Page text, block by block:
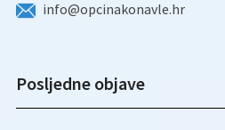
info@opcinakonavle.hr
Posljedne objave